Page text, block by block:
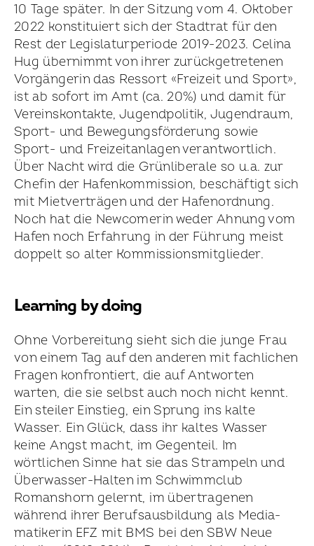
10 Tage später. In der Sitzung vom 4. Oktober
2022 konstituiert sich der Stadtrat für den
Rest der Legislatur­periode 2019-2023. Celina
Hug übernimmt von ihrer zurück­getretenen
Vorgängerin das Ressort «Freizeit und Sport»,
ist ab sofort im Amt (ca. 20%) und damit für
Vereins­kontakte, Jugendpolitik, Jugendraum,
Sport- und Bewegungs­förderung sowie
Sport- und Freizeit­anlagen verantwortlich.
Über Nacht wird die Grünliberale so u.a. zur
Chefin der Hafen­kommission, beschäftigt sich
mit Mietverträgen und der Hafenordnung.
Noch hat die Newcomerin weder Ahnung vom
Hafen noch Erfahrung in der Führung meist
doppelt so alter Kom­missions­mitglieder.
Learning by doing
Ohne Vorbereitung sieht sich die junge Frau
von einem Tag auf den anderen mit fachlichen
Fragen konfrontiert, die auf Antworten
warten, die sie selbst auch noch nicht kennt.
Ein steiler Einstieg, ein Sprung ins kalte
Wasser. Ein Glück, dass ihr kaltes Wasser
keine Angst macht, im Gegenteil. Im
wörtlichen Sinne hat sie das Strampeln und
Überwasser-Halten im Schwimmclub
Romanshorn gelernt, im übertragenen
während ihrer Berufsausbildung als Media­
matikerin EFZ mit BMS bei den SBW Neue